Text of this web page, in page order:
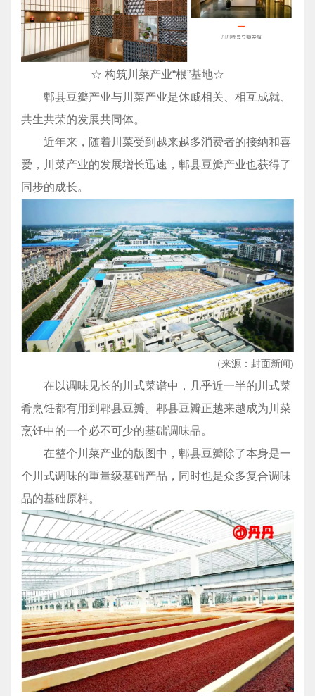
☆ 构筑川菜产业“根”基地☆
郫县豆瓣产业与川菜产业是休戚相关、相互成就、
共生共荣的发展共同体。
近年来，随着川菜受到越来越多消费者的接纳和喜
爱，川菜产业的发展增长迅速，郫县豆瓣产业也获得了
同步的成长。
（来源：封面新闻)
在以调味见长的川式菜谱中，几乎近一半的川式菜
肴烹饪都有用到郫县豆瓣。郫县豆瓣正越来越成为川菜
烹饪中的一个必不可少的基础调味品。
在整个川菜产业的版图中，郫县豆瓣除了本身是一
个川式调味的重量级基础产品，同时也是众多复合调味
品的基础原料。